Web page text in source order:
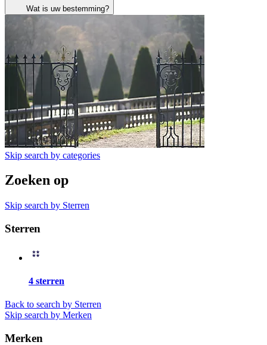
Wat is uw bestemming?
Skip search by categories
Zoeken op
Skip search by Sterren
Sterren
4 sterren
Back to search by Sterren
Skip search by Merken
Merken